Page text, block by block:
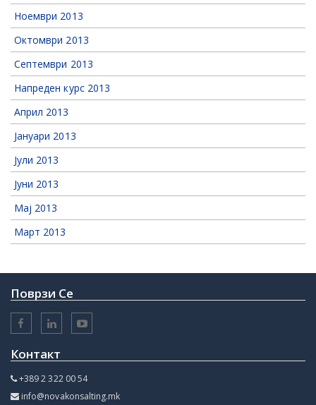
Ноември 2013
Октомври 2013
Септември 2013
Напреден курс 2013
Април 2013
Јануари 2013
Јули 2013
Јуни 2013
Мај 2013
Март 2013
Поврзи Се
Контакт
+389 2 322 00 54
info@novakonsalting.mk